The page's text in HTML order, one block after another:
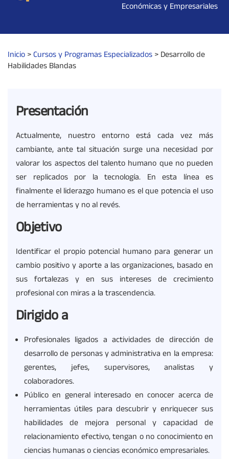
Económicas y Empresariales
Inicio>Cursos y Programas Especializados>Desarrollo de
Habilidades Blandas
Presentación
Actualmente, nuestro entorno está cada vez más
cambiante, ante tal situación surge una necesidad por
valorar los aspectos del talento humano que no pueden
ser replicados por la tecnología. En esta línea es
finalmente el liderazgo humano es el que potencia el uso
de herramientas y no al revés.
Objetivo
Identificar el propio potencial humano para generar un
cambio positivo y aporte a las organizaciones, basado en
sus fortalezas y en sus intereses de crecimiento
profesional con miras a la trascendencia.
Dirigido a
Profesionales ligados a actividades de dirección de
desarrollo de personas y administrativa en la empresa:
gerentes, jefes, supervisores, analistas y
colaboradores.
Público en general interesado en conocer acerca de
herramientas útiles para descubrir y enriquecer sus
habilidades de mejora personal y capacidad de
relacionamiento efectivo, tengan o no conocimiento en
ciencias humanas o ciencias económico empresariales.